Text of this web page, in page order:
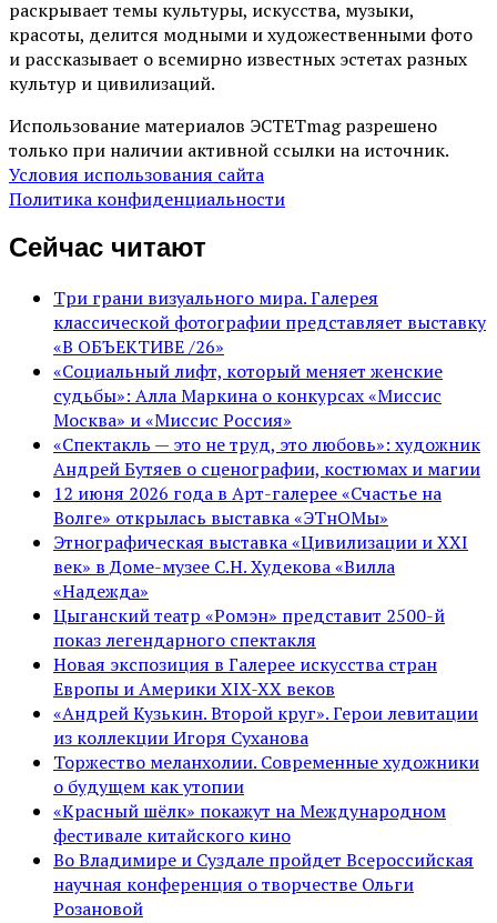
раскрывает темы культуры, искусства, музыки,
красоты, делится модными и художественными фото
и рассказывает о всемирно известных эстетах разных
культур и цивилизаций.
Использование материалов ЭСТЕТmag разрешено
только при наличии активной ссылки на источник.
Условия использования сайта
Политика конфиденциальности
Сейчас читают
Три грани визуального мира. Галерея
классической фотографии представляет выставку
«В ОБЪЕКТИВЕ /26»
«Социальный лифт, который меняет женские
судьбы»: Алла Маркина о конкурсах «Миссис
Москва» и «Миссис Россия»
«Спектакль — это не труд, это любовь»: художник
Андрей Бутяев о сценографии, костюмах и магии
12 июня 2026 года в Арт-галерее «Счастье на
Волге» открылась выставка «ЭТнОМы»
Этнографическая выставка «Цивилизации и ХХI
век» в Доме-музее С.Н. Худекова «Вилла
«Надежда»
Цыганский театр «Ромэн» представит 2500-й
показ легендарного спектакля
Новая экспозиция в Галерее искусства стран
Европы и Америки XIX-XX веков
«Андрей Кузькин. Второй круг». Герои левитации
из коллекции Игоря Суханова
Торжество меланхолии. Современные художники
о будущем как утопии
«Красный шёлк» покажут на Международном
фестивале китайского кино
Во Владимире и Суздале пройдет Всероссийская
научная конференция о творчестве Ольги
Розановой